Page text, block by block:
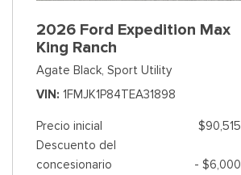
2026 Ford Expedition Max
King Ranch
Agate Black, Sport Utility
VIN
1FMJK1P84TEA31898
Precio inicial
$90,515
Descuento del
concesionario
- $6,000